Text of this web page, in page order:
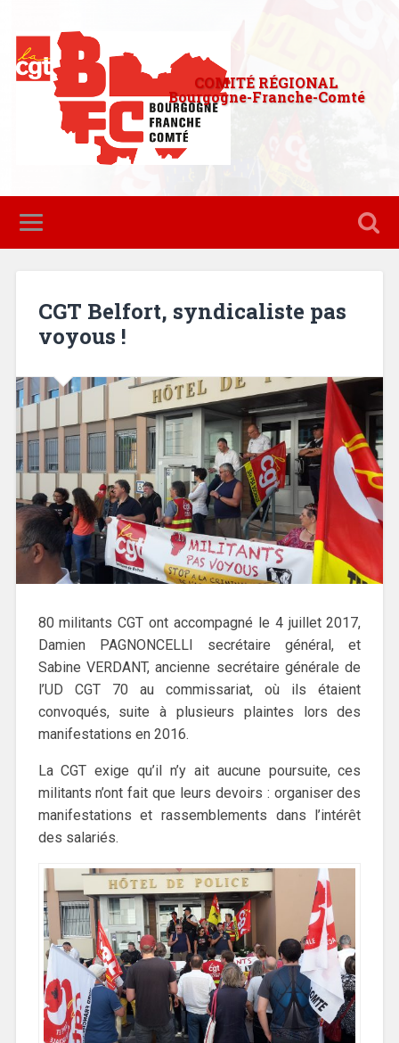
COMITÉ RÉGIONAL
Bourgogne-Franche-Comté
CGT Belfort, syndicaliste pas
voyous !
80 militants CGT ont accompagné le 4 juillet 2017,
Damien PAGNONCELLI secrétaire général, et
Sabine VERDANT, ancienne secrétaire générale de
l’UD CGT 70 au commissariat, où ils étaient
convoqués, suite à plusieurs plaintes lors des
manifestations en 2016.
La CGT exige qu’il n’y ait aucune poursuite, ces
militants n’ont fait que leurs devoirs : organiser des
manifestations et rassemblements dans l’intérêt
des salariés.